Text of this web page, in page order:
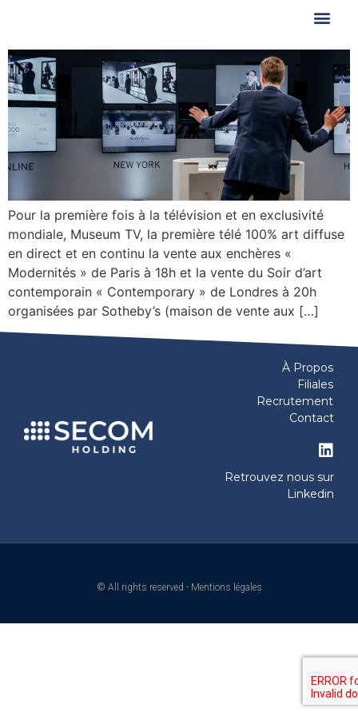
Pour la première fois à la télévision et en exclusivité
mondiale, Museum TV, la première télé 100% art diffuse
en direct et en continu la vente aux enchères «
Modernités » de Paris à 18h et la vente du Soir d’art
contemporain « Contemporary » de Londres à 20h
organisées par Sotheby’s (maison de vente aux […]
À Propos
Filiales
Recrutement
Contact
Retrouvez nous sur
Linkedin
© All rights reserved - Mentions légales